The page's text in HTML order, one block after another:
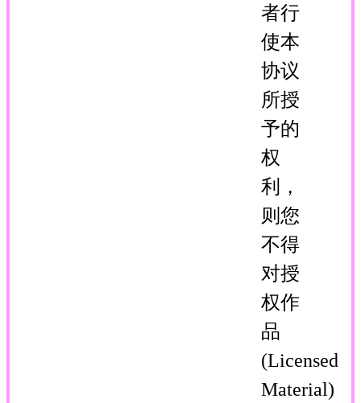
者行
使本
协议
所授
予的
权
利，
则您
不得
对授
权作
品
(Licensed
Material)